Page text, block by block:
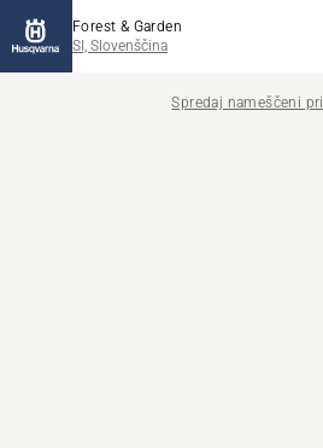
Forest & Garden
SI, Slovenščina
Spredaj nameščeni